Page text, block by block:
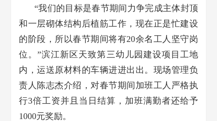
“我们的目标是春节期间力争完成主体封顶
和一层砌体结构后植筋工作，现在正是忙建设
的阶段，所以春节期间将有20余名工人坚守岗
位。”滨江新区天致第三幼儿园建设项目工地
内，运送原材料的车辆进进出出。现场管理负
责人陈志杰介绍，对春节期间加班工人严格执
行3倍工资并且当日结算，加班满勤者还给予
1000元奖励。